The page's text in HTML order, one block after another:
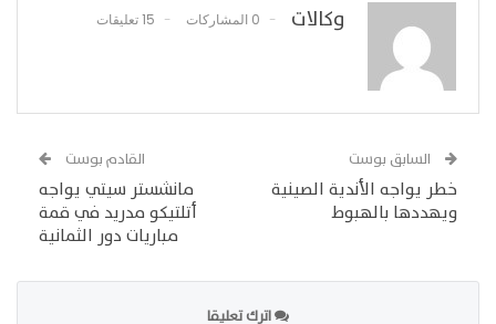
وكالات 0 المشاركات 15 تعليقات
السابق بوست
خطر يواجه الأندية الصينية
ويهددها بالهبوط
القادم بوست
مانشستر سيتي يواجه
أتلتيكو مدريد في قمة
مباريات دور الثمانية
اترك تعليقا